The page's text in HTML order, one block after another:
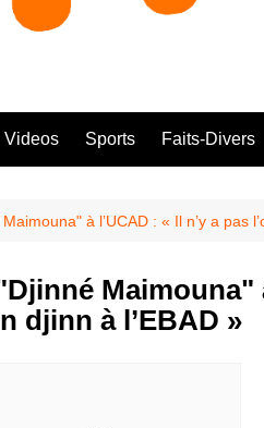
Videos Sports Faits-Divers
à l’UCAD : « Il n’y a pas
Maimouna"
djinn à l’EBAD »